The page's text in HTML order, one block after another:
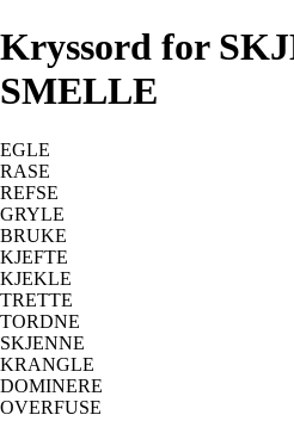
Kryssord for
SMELLE
EGLE
RASE
REFSE
GRYLE
BRUKE
KJEFTE
KJEKLE
TRETTE
TORDNE
SKJENNE
KRANGLE
DOMINERE
OVERFUSE